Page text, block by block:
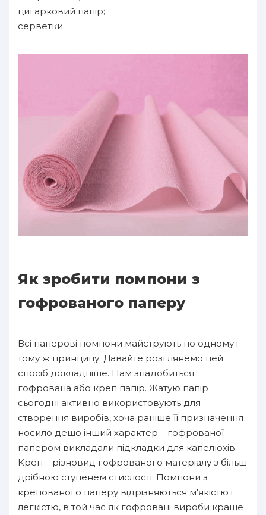
цигарковий папір;
серветки.
Як зробити помпони з
гофрованого паперу
Всі паперові помпони майструють по одному і
тому ж принципу. Давайте розглянемо цей
спосіб докладніше. Нам знадобиться
гофрована або креп папір. Жатую папір
сьогодні активно використовують для
створення виробів, хоча раніше її призначення
носило дещо інший характер – гофрованої
папером викладали підкладки для капелюхів.
Креп – різновид гофрованого матеріалу з більш
дрібною ступенем стислості. Помпони з
крепованого паперу відрізняються м'якістю і
легкістю, в той час як гофровані вироби краще